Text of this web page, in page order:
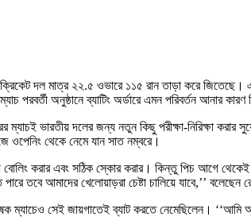
দল মাত্র ২২.৫ ওভারে ১১৫ রান তাড়া করে জিতেছে।
অনুষ্ঠানে ব্যাটিং অর্ডারে এমন পরিবর্তন আনার
ভারতীয় দলের জন্য নতুন কিছু পরীক্ষা-নিরিক্ষা করার
ওপেনিং থেকে নেমে যান সাত নম্বরে।
করার এবং সঠিক স্কোর করার। কিন্তু পিচ আগে
আমাদের খেলোয়াড়রা চেষ্টা চালিয়ে যাবে,’’ বলেছেন
ম্যাচেও সেই জায়গাতেই ব্যাট করতে নেমেছিলেন।